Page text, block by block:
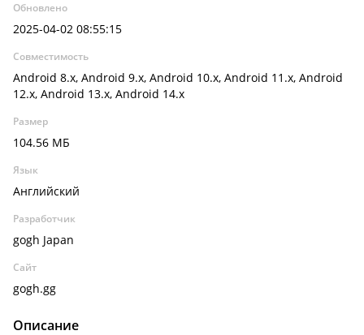
Обновлено
2025-04-02 08:55:15
Совместимость
Android 8.x, Android 9.x, Android 10.x, Android 11.x, Android
12.x, Android 13.x, Android 14.x
Размер
104.56 МБ
Язык
Английский
Разработчик
gogh Japan
Сайт
gogh.gg
Описание